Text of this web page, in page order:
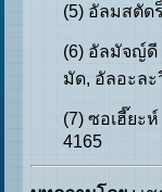
(5) อัลมสตัด
(6) อัลมัจญ์
มัด, อัลอะล
(7) ซอเฮี๊ยะ
4165